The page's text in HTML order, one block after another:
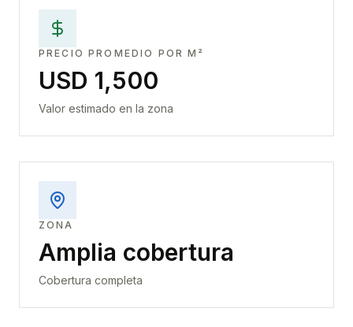
PRECIO PROMEDIO POR M²
USD 1,500
Valor estimado en la zona
ZONA
Amplia cobertura
Cobertura completa